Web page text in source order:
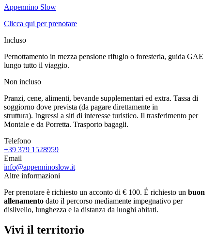
Appennino Slow
Clicca qui per prenotare
Incluso
Pernottamento in mezza pensione rifugio o foresteria, guida GAE
lungo tutto il viaggio.
Non incluso
Pranzi, cene, alimenti, bevande supplementari ed extra. Tassa di
soggiorno dove prevista (da pagare direttamente in
struttura). Ingressi a siti di interesse turistico. Il trasferimento per
Montale e da Porretta. Trasporto bagagli.
Telefono
+39 379 1528959
Email
info@appenninoslow.it
Altre informazioni
Per prenotare è richiesto un acconto di € 100. É richiesto un buon
allenamento dato il percorso mediamente impegnativo per
dislivello, lunghezza e la distanza da luoghi abitati.
Vivi il territorio